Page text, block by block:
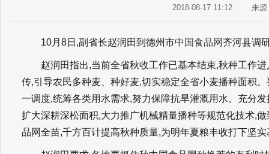
2018-08-17 11:12 来源
10月8日,副省长赵润田到德州市中国食品网齐河县调
赵润田指出,当前全省秋收工作已基本结束,秋种工作进
传,引导农民多种麦、种好麦,切实稳定全省小麦播种面积
一调度,统筹各类用水需求,努力保障抗旱灌溉用水。充分
扩大深耕深松面积,大力推广机械精量播种等规范化技术,
品网全苗,千方百计提高秋种质量,为明年夏粮丰收打下坚实